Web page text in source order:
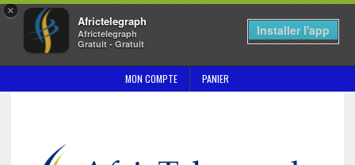
×
Africtelegraph
Africtelegraph
Gratuit - Gratuit
Installer l'app
MON COMPTE PANIER